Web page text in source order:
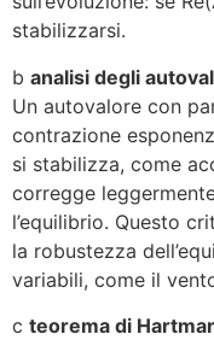
stabilizzarsi.
b analisi degli
Un autovalore con
contrazione
si stabilizza, come
corregge
l’equilibrio. Questo
la robustezza
variabili, come il
c teorema di